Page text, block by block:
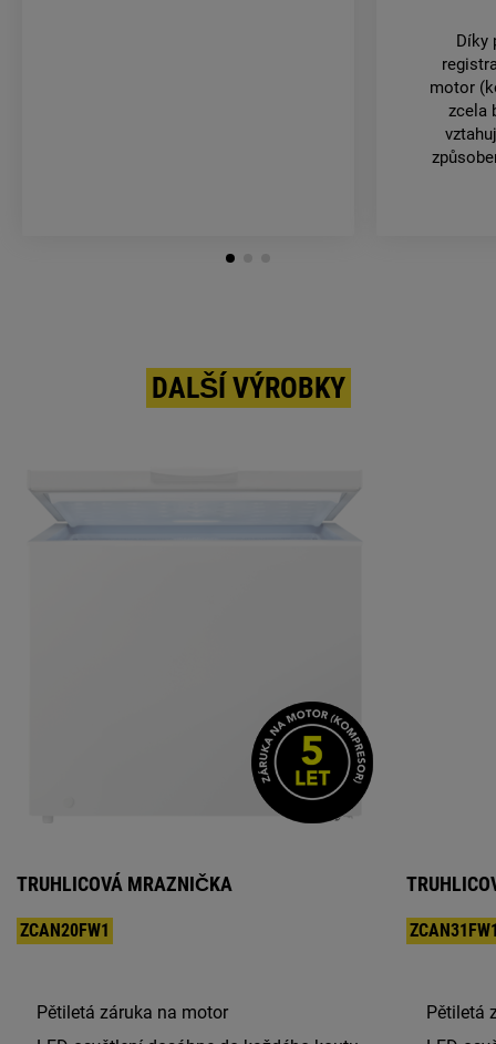
Díky
motor
zcela
DALŠÍ VÝROBKY
TRUHLICOVÁ MRAZNIČKA
ZCAN20FW1
Pětiletá záruka na motor
Pětiletá